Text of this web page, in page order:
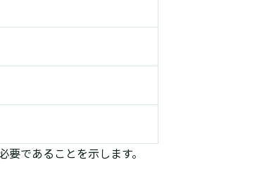
であることを示します。